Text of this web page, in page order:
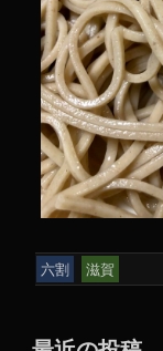
六割 滋賀